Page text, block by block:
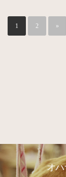
1 2 »
オ